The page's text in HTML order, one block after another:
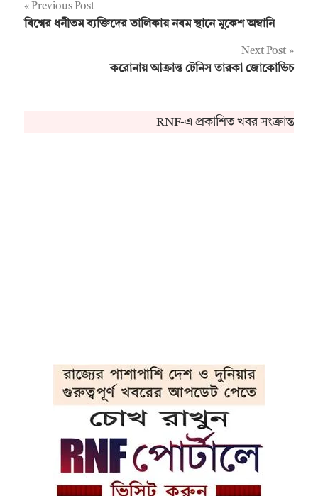
Post
Previous Post
বিশ্বের ধনীতম ব্যক্তিদের তালিকায় নবম স্থানে মুকেশ অম্বানি
Next Post
করোনায় আক্রান্ত টেনিস তারকা জোকোভিচ
RNF-এ প্রকাশিত খবর সংক্রান্ত